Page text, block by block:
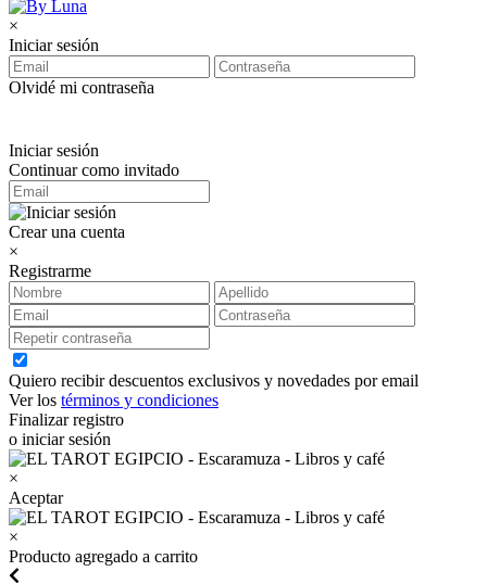
×
Iniciar sesión
Olvidé mi contraseña
Iniciar sesión
Continuar como invitado
Crear una cuenta
×
Registrarme
Quiero recibir descuentos exclusivos y novedades por email
Ver los términos y condiciones
Finalizar registro
o iniciar sesión
×
Aceptar
×
Producto agregado a carrito